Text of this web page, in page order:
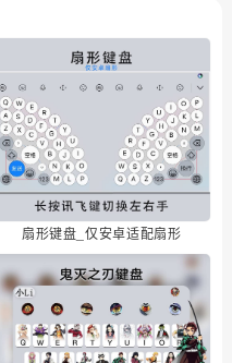
扇形键盘_仅安卓适配扇形